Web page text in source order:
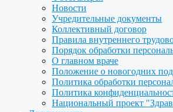
Новости
Учредительные документы
Коллективный договор
Правила внутреннего
Порядок обработки
О главном враче
Положение о новогодних
Политика обработки
Политика
Национальный проект